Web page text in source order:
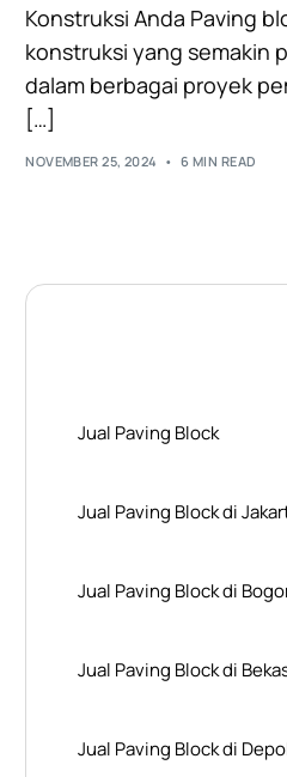
Konstruksi Anda Paving
konstruksi yang semakin
dalam berbagai proyek
[…]
NOVEMBER 25, 2024 6 MIN READ
Jual Paving Block
Jual Paving Block di
Jual Paving Block di
Jual Paving Block di
Jual Paving Block di